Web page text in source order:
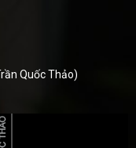
Quốc Thảo)